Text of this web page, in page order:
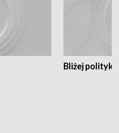
Bliżej polityki